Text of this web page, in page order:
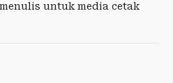
untuk media cetak